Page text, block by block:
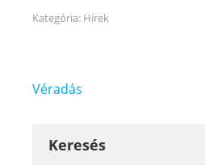
Kategória: Hírek
Bejegyzés
Véradás
Keresés